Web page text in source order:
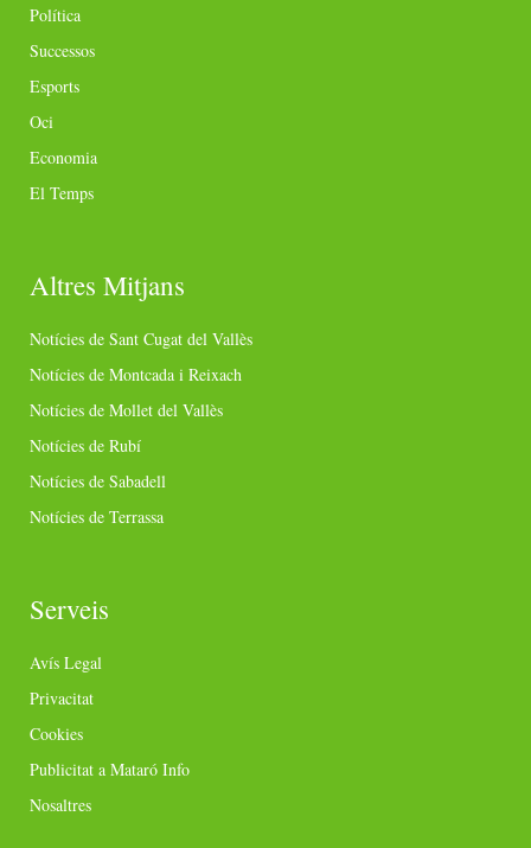
Política
Successos
Esports
Oci
Economia
El Temps
Altres Mitjans
Notícies de Sant Cugat del Vallès
Notícies de Montcada i Reixach
Notícies de Mollet del Vallès
Notícies de Rubí
Notícies de Sabadell
Notícies de Terrassa
Serveis
Avís Legal
Privacitat
Cookies
Publicitat a Mataró Info
Nosaltres